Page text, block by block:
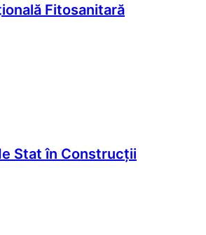
Fitosanitară
Stat în Construcții